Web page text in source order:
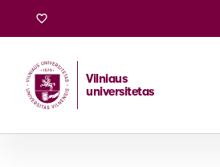
Vilniaus
universitetas